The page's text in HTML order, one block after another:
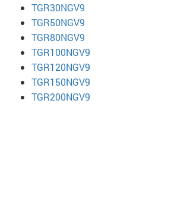
TGR30NGV9
TGR50NGV9
TGR80NGV9
TGR100NGV9
TGR120NGV9
TGR150NGV9
TGR200NGV9